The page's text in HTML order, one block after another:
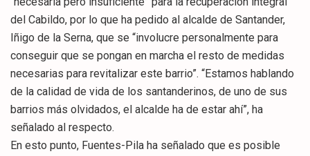
del Cabildo, por lo que ha pedido al alcalde de Santander,
Iñigo de la Serna, que se “involucre personalmente para
conseguir que se pongan en marcha el resto de medidas
necesarias para revitalizar este barrio”. “Estamos hablando
de la calidad de vida de los santanderinos, de uno de sus
barrios más olvidados, el alcalde ha de estar ahí”, ha
señalado al respecto.
En esto punto, Fuentes-Pila ha señalado que es posible